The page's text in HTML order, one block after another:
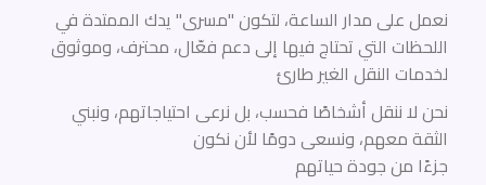
نعمل على مدار الساعة، لتكون "مسرى" يدك الممتدة في
اللحظات التي تحتاج فيها إلى دعم فعّال، محترف، وموثوق
لخدمات النقل الغير طارئ
نحن لا ننقل أشخاصًا فحسب، بل نرعى احتياجاتهم، ونبني
الثقة معهم، ونسعى دومًا لأن نكون
جزءًا من جودة حياتهم